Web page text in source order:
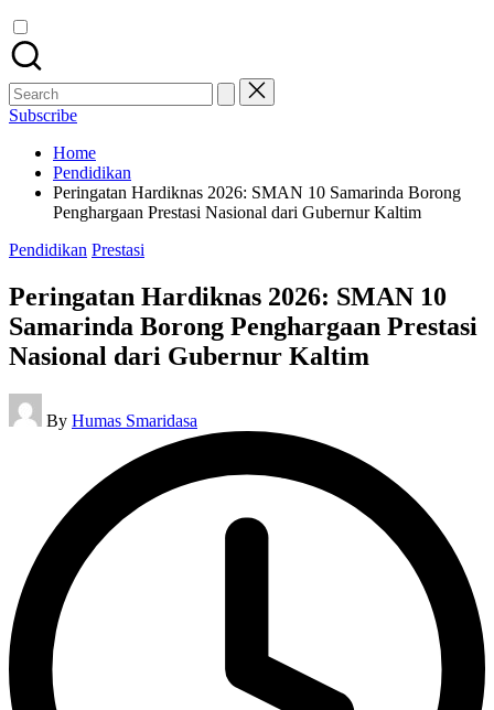
Search
for:
Subscribe
Home
Pendidikan
Peringatan Hardiknas 2026: SMAN 10 Samarinda Borong
Penghargaan Prestasi Nasional dari Gubernur Kaltim
Posted
Pendidikan Prestasi
Peringatan Hardiknas 2026: SMAN 10
Samarinda Borong Penghargaan Prestasi
Nasional dari Gubernur Kaltim
Posted
by
By Humas Smaridasa